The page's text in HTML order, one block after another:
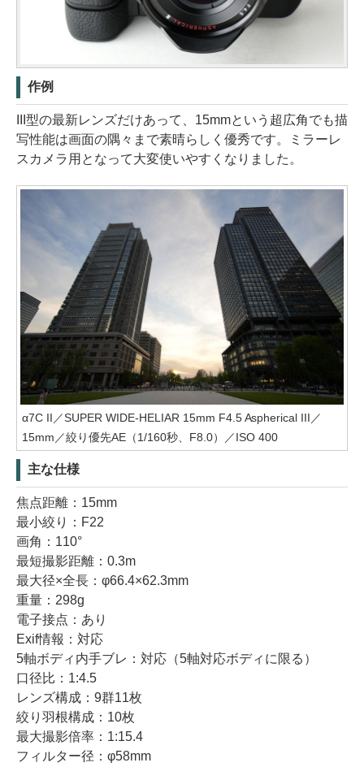
作例
III型の最新レンズだけあって、15mmという超広角でも描
写性能は画面の隅々まで素晴らしく優秀です。ミラーレ
スカメラ用となって大変使いやすくなりました。
α7C II／SUPER WIDE-HELIAR 15mm F4.5 Aspherical III／
15mm／絞り優先AE（1/160秒、F8.0）／ISO 400
主な仕様
焦点距離：15mm
最小絞り：F22
画角：110°
最短撮影距離：0.3m
最大径×全長：φ66.4×62.3mm
重量：298g
電子接点：あり
Exif情報：対応
5軸ボディ内手ブレ：対応（5軸対応ボディに限る）
口径比：1:4.5
レンズ構成：9群11枚
絞り羽根構成：10枚
最大撮影倍率：1:15.4
フィルター径：φ58mm